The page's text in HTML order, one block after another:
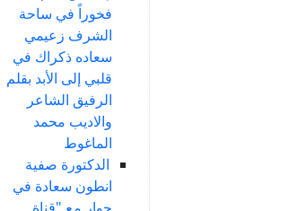
فخوراً في ساحة
الشرف زعيمي
سعاده ذكراك في
قلبي إلى الأبد بقلم
الرفيق الشاعر
والاديب محمد
الماغوط
الدكتورة صفية
انطون سعادة في